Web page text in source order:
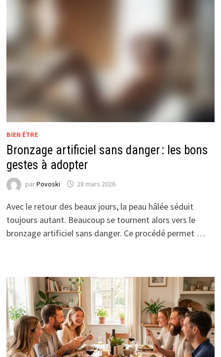
BIEN ÊTRE
Bronzage artificiel sans danger : les bons
gestes à adopter
parPovoski 28 mars 2026
Avec le retour des beaux jours, la peau hâlée séduit
toujours autant. Beaucoup se tournent alors vers le
bronzage artificiel sans danger. Ce procédé permet …